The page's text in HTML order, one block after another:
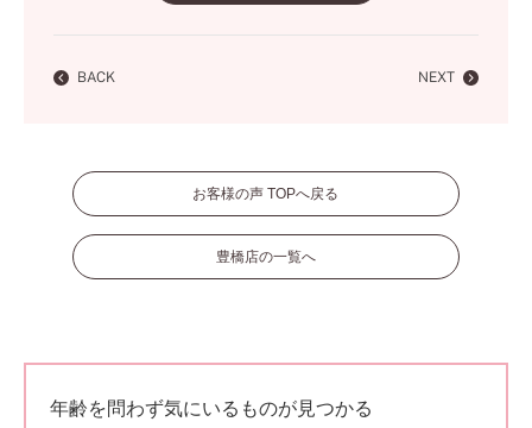
BACK NEXT
お客様の声 TOPへ戻る
豊橋店の一覧へ
年齢を問わず気にいるものが見つかる